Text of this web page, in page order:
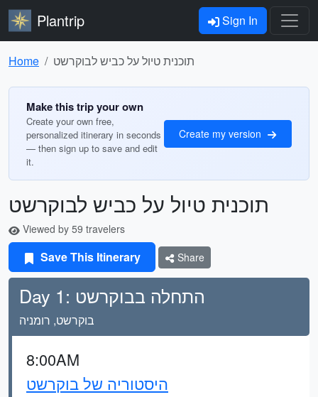
Plantrip Sign In
Home תוכנית טיול על כביש לבוקרשט
Make this trip your own
Create your own free,
personalized itinerary in seconds
— then sign up to save and edit
it.
Create my version
תוכנית טיול על כביש לבוקרשט
Viewed by 59 travelers
Save This Itinerary Share
Day 1: התחלה בבוקרשט
בוקרשט, רומניה
8:00AM
היסטוריה של בוקרשט